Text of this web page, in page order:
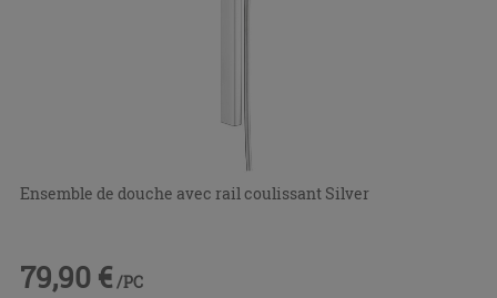
Ensemble de douche avec rail coulissant Silver
79,90 € /PC